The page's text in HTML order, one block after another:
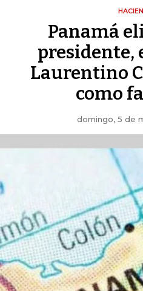
Panamá
Laurentino
como
domingo, 5 de